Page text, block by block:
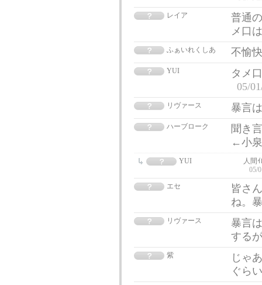
レイア
普通
メ口
ふぁいれくしあ 不愉
YUI
タメ
05/
リヴァース 暴言
ハーブローク
聞き
←小
YUI
人間
05/
エセ
皆さ
ね。
リヴァース
暴言
する
紫
じゃ
ぐら